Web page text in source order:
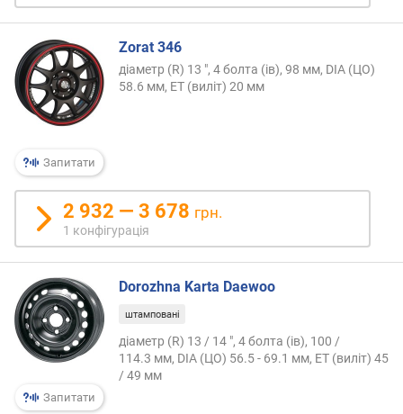
і
с
т
ю
в
і
д
е
ш
е
в
д
о
д
о
р
г
Запитати
Zorat 346
діаметр (R) 13 ", 4 болта (ів), 98 мм, DIA (ЦО)
58.6 мм, ET (виліт) 20 мм
2 932 — 3 678 грн.
1 конфігурація
Запитати
Dorozhna Karta Daewoo
штамповані
діаметр (R) 13 / 14 ", 4 болта (ів), 100 /
114.3 мм, DIA (ЦО) 56.5 - 69.1 мм, ET (виліт) 45
/ 49 мм